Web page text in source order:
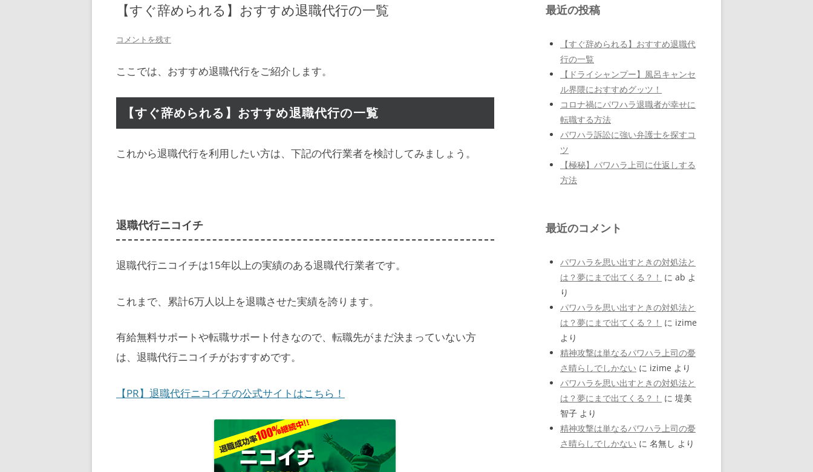
【すぐ辞められる】おすすめ退職代行の一覧
コメントを残す
ここでは、おすすめ退職代行をご紹介します。
【すぐ辞められる】おすすめ退職代行の一覧
これから退職代行を利用したい方は、下記の代行業者を検討してみましょう。
退職代行ニコイチ
退職代行ニコイチは15年以上の実績のある退職代行業者です。
これまで、累計6万人以上を退職させた実績を誇ります。
有給無料サポートや転職サポート付きなので、転職先がまだ決まっていない方
は、退職代行ニコイチがおすすめです。
【PR】退職代行ニコイチの公式サイトはこちら！
最近の投稿
【すぐ辞められる】おすすめ退職代
行の一覧
【ドライシャンプー】風呂キャンセ
ル界隈におすすめグッツ！
コロナ禍にパワハラ退職者が幸せに
転職する方法
パワハラ訴訟に強い弁護士を探すコ
ツ
【極秘】パワハラ上司に仕返しする
方法
最近のコメント
パワハラを思い出すときの対処法と
は？夢にまで出てくる？！ に ab よ
り
パワハラを思い出すときの対処法と
は？夢にまで出てくる？！ に izime
より
精神攻撃は単なるパワハラ上司の憂
さ晴らしでしかない に izime より
パワハラを思い出すときの対処法と
は？夢にまで出てくる？！ に 堤美
智子 より
精神攻撃は単なるパワハラ上司の憂
さ晴らしでしかない に 名無し より